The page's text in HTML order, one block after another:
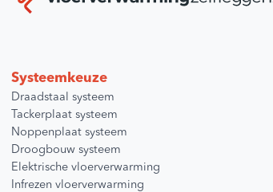
Systeemkeuze
Draadstaal systeem
Tackerplaat systeem
Noppenplaat systeem
Droogbouw systeem
Elektrische vloerverwarming
Infrezen vloerverwarming